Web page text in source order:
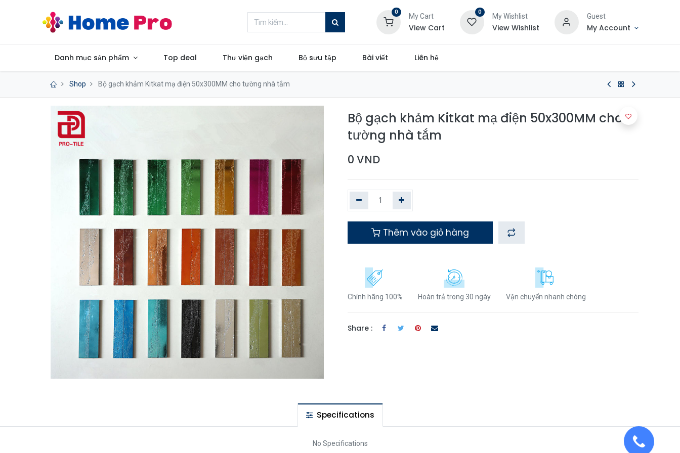
0
My Cart
View Cart
0
My Wishlist
View Wishlist
Guest
My Account
Danh mục sản phẩm Top deal Thư viện gạch Bộ sưu tập Bài viết Liên hệ
Shop Bộ gạch khảm Kitkat mạ điện 50x300MM cho tường nhà tắm
Bộ gạch khảm Kitkat mạ điện 50x300MM cho
tường nhà tắm
0 VND
Thêm vào giỏ hàng
Chính hãng 100% Hoàn trả trong 30 ngày Vận chuyển nhanh chóng
Share :
Specifications
No Specifications